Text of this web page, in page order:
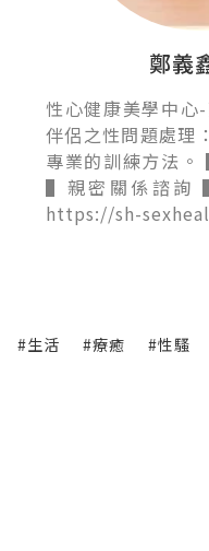
鄭義
性心健康美學中
伴侶之性問題處理
專業的訓練方法
▌親密關係諮詢
https://sh-
#生活 #療癒 #性騷